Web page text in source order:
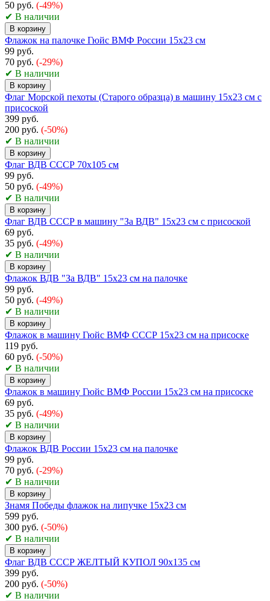
50 руб. (-49%)
✔ В наличии
В корзину
Флажок на палочке Гюйс ВМФ России 15х23 см
99 руб.
70 руб. (-29%)
✔ В наличии
В корзину
Флаг Морской пехоты (Старого образца) в машину 15x23 см с
присоской
399 руб.
200 руб. (-50%)
✔ В наличии
В корзину
Флаг ВДВ СССР 70х105 см
99 руб.
50 руб. (-49%)
✔ В наличии
В корзину
Флаг ВДВ СССР в машину "За ВДВ" 15x23 см с присоской
69 руб.
35 руб. (-49%)
✔ В наличии
В корзину
Флажок ВДВ "За ВДВ" 15х23 см на палочке
99 руб.
50 руб. (-49%)
✔ В наличии
В корзину
Флажок в машину Гюйс ВМФ СССР 15х23 см на присоске
119 руб.
60 руб. (-50%)
✔ В наличии
В корзину
Флажок в машину Гюйс ВМФ России 15х23 см на присоске
69 руб.
35 руб. (-49%)
✔ В наличии
В корзину
Флажок ВДВ России 15х23 см на палочке
99 руб.
70 руб. (-29%)
✔ В наличии
В корзину
Знамя Победы флажок на липучке 15х23 см
599 руб.
300 руб. (-50%)
✔ В наличии
В корзину
Флаг ВДВ СССР ЖЕЛТЫЙ КУПОЛ 90х135 см
399 руб.
200 руб. (-50%)
✔ В наличии